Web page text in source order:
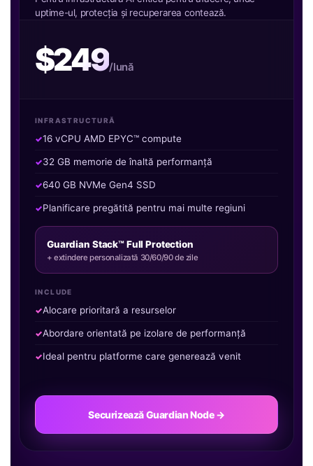
uptime-ul, protecția și recuperarea contează.
$249/lună
INFRASTRUCTURĂ
16 vCPU AMD EPYC™ compute
32 GB memorie de înaltă performanță
640 GB NVMe Gen4 SSD
Planificare pregătită pentru mai multe regiuni
Guardian Stack™ Full Protection
+ extindere personalizată 30/60/90 de zile
INCLUDE
Alocare prioritară a resurselor
Abordare orientată pe izolare de performanță
Ideal pentru platforme care generează venit
Securizează Guardian Node →